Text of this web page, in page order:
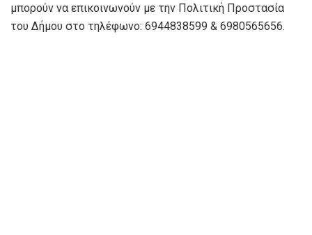
μπορούν να επικοινωνούν με την Πολιτική Προστασία
του Δήμου στο τηλέφωνο: 6944838599 & 6980565656.